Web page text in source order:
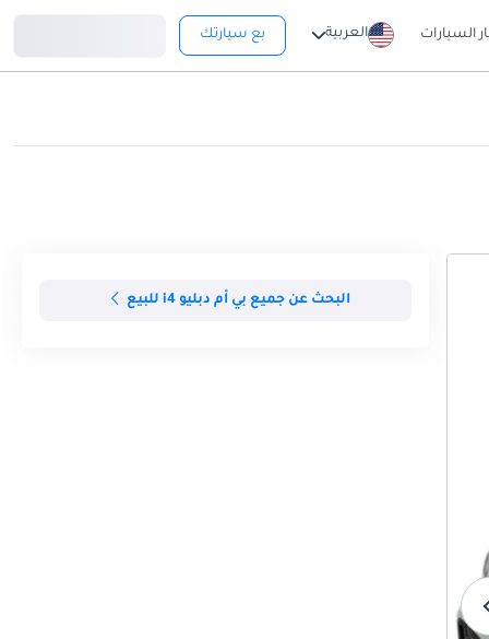
السيارات العربية بع سيارتك
البحث عن جميع بي أم دبليو i4 للبيع